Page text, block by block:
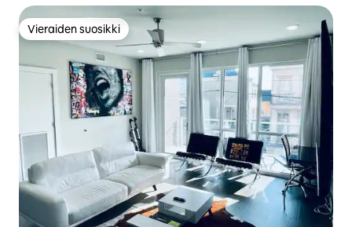
Vieraiden suosikki
Vieraiden suosikki